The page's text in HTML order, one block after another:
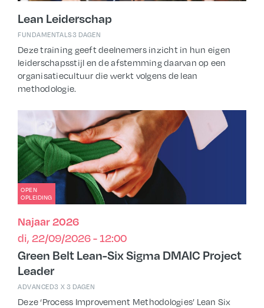
Lean Leiderschap
FUNDAMENTALS3 DAGEN
Deze training geeft deelnemers inzicht in hun eigen
leiderschapsstijl en de afstemming daarvan op een
organisatiecultuur die werkt volgens de lean
methodologie.
OPEN
OPLEIDING
Najaar 2026
di, 22/09/2026 - 12:00
Green Belt Lean-Six Sigma DMAIC Project
Leader
ADVANCED3 X 3 DAGEN
Deze ‘Process Improvement Methodologies’ Lean Six